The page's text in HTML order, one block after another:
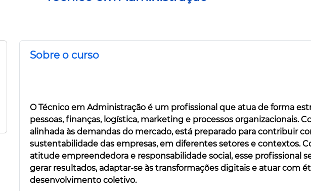
Sobre o curso
O Técnico em Administração é um profissional que atua de forma
pessoas, finanças, logística, marketing e processos organizacionais.
alinhada às demandas do mercado, está preparado para contribuir
sustentabilidade das empresas, em diferentes setores e contextos.
atitude empreendedora e responsabilidade social, esse profissional
gerar resultados, adaptar-se às transformações digitais e atuar com
desenvolvimento coletivo.